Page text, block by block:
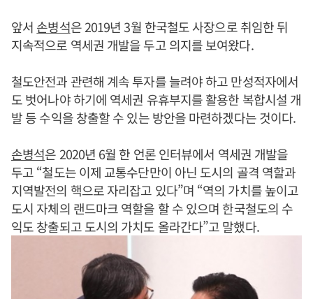
앞서 손병석은 2019년 3월 한국철도 사장으로 취임한 뒤
지속적으로 역세권 개발을 두고 의지를 보여왔다.
철도안전과 관련해 계속 투자를 늘려야 하고 만성적자에서
도 벗어나야 하기에 역세권 유휴부지를 활용한 복합시설 개
발 등 수익을 창출할 수 있는 방안을 마련하겠다는 것이다.
손병석은 2020년 6월 한 언론 인터뷰에서 역세권 개발을
두고 “철도는 이제 교통수단만이 아닌 도시의 골격 역할과
지역발전의 핵으로 자리잡고 있다”며 “역의 가치를 높이고
도시 자체의 랜드마크 역할을 할 수 있으며 한국철도의 수
익도 창출되고 도시의 가치도 올라간다”고 말했다.